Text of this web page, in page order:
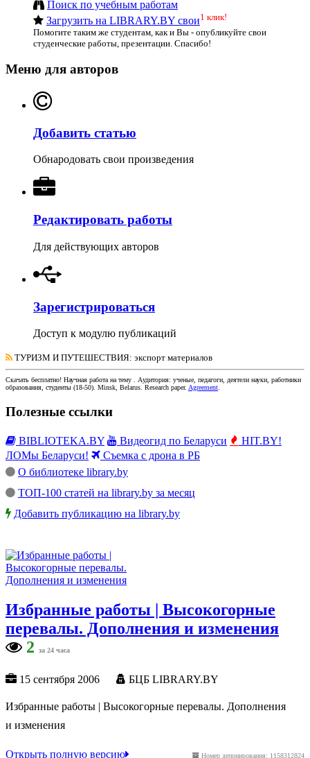
Поиск по учебным работам
Загрузить на LIBRARY.BY свои1 клик!
Помогите таким же студентам, как и Вы - опубликуйте свои
студенческие работы, презентации. Спасибо!
Меню для авторов
Добавить статью
Обнародовать свои произведения
Редактировать работы
Для действующих авторов
Зарегистрироваться
Доступ к модулю публикаций
ТУРИЗМ И ПУТЕШЕСТВИЯ: экспорт материалов
Скачать бесплатно! Научная работана тему . Аудитория: ученые, педагоги, деятели науки, работники
образования, студенты (18-50). Minsk, Belarus. Research paper. Agreement.
Полезные ссылки
BIBLIOTEKA.BY Видеогид по Беларуси
HIT.BY!
ЛОМы Беларуси!
Съемка с дрона в РБ
О библиотеке library.by
ТОП-100 статей на library.by за месяц
Добавить публикацию на library.by
Избранные работы | Высокогорные
перевалы. Дополнения и изменения
2
за 24 часа
15 сентября 2006 БЦБ LIBRARY.BY
Избранные работы | Высокогорные перевалы. Дополнения
и изменения
Номер депонирования: 1158312824
Открыть полную версию